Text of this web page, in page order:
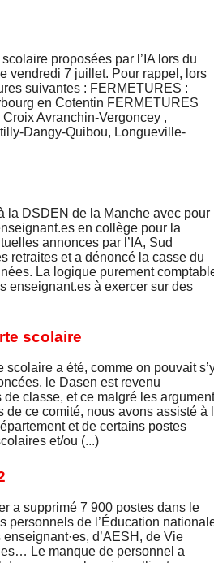
proposées par l’IA lors du
vendredi 7 juillet. Pour rappel, lors
suivantes : FERMETURES :
en Cotentin FERMETURES
Avranchin-Vergoncey ,
Dangy-Quibou, Longueville-
la DSDEN de la Manche avec pour
en collège pour la
annonces par l’IA, Sud
retraites et a dénoncé la casse du
La logique purement
enseignant.es à exercer sur des
scolaire
a été, comme on pouvait
le Dasen est revenu
classe, et ce malgré les
de ce comité, nous avons assisté à
et de certains postes
et/ou (...)
a supprimé 7 900 postes dans le
personnels de l’Éducation
d’AESH, de Vie
Le manque de personnel a